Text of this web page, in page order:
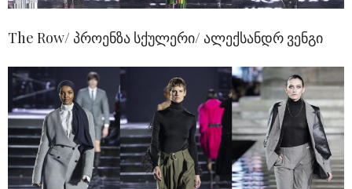
The Row/ პროენზა სქულერი/ ალექსანდრ ვენგი